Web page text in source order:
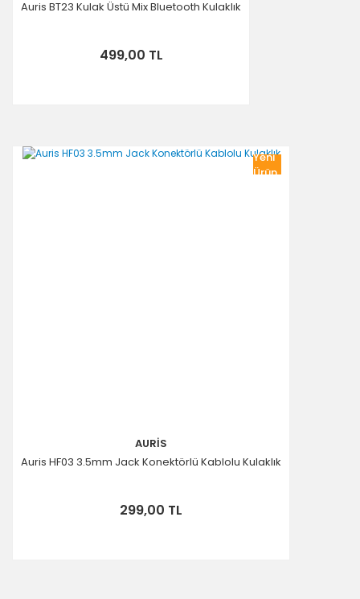
Auris BT23 Kulak Üstü Mix Bluetooth Kulaklık
499,00 TL
Yeni
Ürün
AURİS
Auris HF03 3.5mm Jack Konektörlü Kablolu Kulaklık
299,00 TL